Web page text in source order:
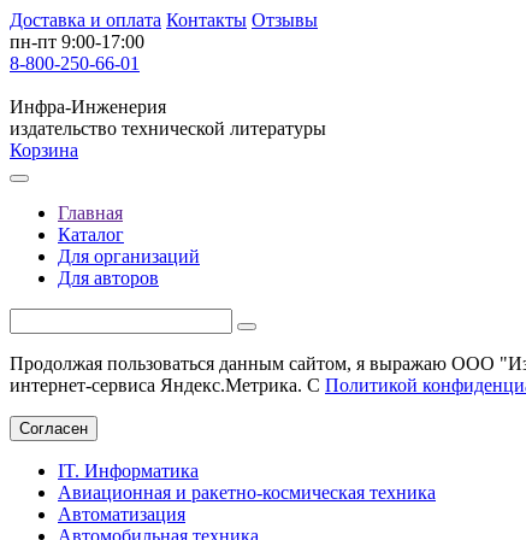
Доставка и оплата Контакты Отзывы
пн-пт 9:00-17:00
8-800-250-66-01
Инфра-Инженерия
издательство технической литературы
Корзина
Главная
Каталог
Для организаций
Для авторов
Продолжая пользоваться данным сайтом, я выражаю ООО
интернет-сервиса Яндекс.Метрика. С Политикой
Согласен
IT. Информатика
Авиационная и ракетно-космическая техника
Автоматизация
Автомобильная техника